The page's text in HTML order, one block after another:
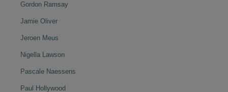
Gordon Ramsay
Jamie Oliver
Jeroen Meus
Nigella Lawson
Pascale Naessens
Paul Hollywood